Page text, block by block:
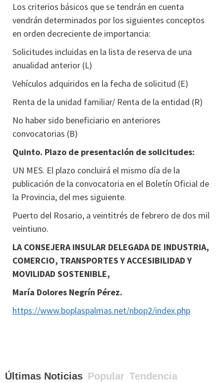
Los criterios básicos que se tendrán en cuenta
vendrán determinados por los siguientes conceptos
en orden decreciente de importancia:
Solicitudes incluidas en la lista de reserva de una
anualidad anterior (L)
Vehículos adquiridos en la fecha de solicitud (E)
Renta de la unidad familiar/ Renta de la entidad (R)
No haber sido beneficiario en anteriores
convocatorias (B)
Quinto. Plazo de presentación de solicitudes:
UN MES. El plazo concluirá el mismo día de la
publicación de la convocatoria en el Boletín Oficial de
la Provincia, del mes siguiente.
Puerto del Rosario, a veintitrés de febrero de dos mil
veintiuno.
LA CONSEJERA INSULAR DELEGADA DE INDUSTRIA,
COMERCIO, TRANSPORTES Y ACCESIBILIDAD Y
MOVILIDAD SOSTENIBLE,
María Dolores Negrín Pérez.
https://www.boplaspalmas.net/nbop2/index.php
Últimas Noticias Popular Tendencia